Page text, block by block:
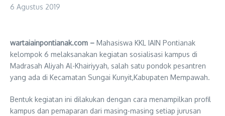
6 Agustus 2019
wartaiainpontianak.com – Mahasiswa KKL IAIN Pontianak
kelompok 6 melaksanakan kegiatan sosialisasi kampus di
Madrasah Aliyah Al-Khairiyyah, salah satu pondok pesantren
yang ada di Kecamatan Sungai Kunyit,Kabupaten Mempawah.
Bentuk kegiatan ini dilakukan dengan cara menampilkan profil
kampus dan pemaparan dari masing-masing setiap jurusan